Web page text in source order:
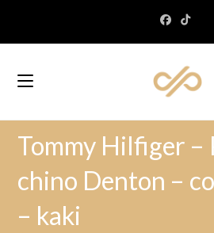
Tommy Hilfiger –
chino Denton –
– kaki